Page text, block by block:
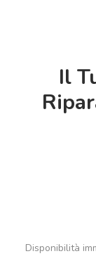
Il
Disponibilità